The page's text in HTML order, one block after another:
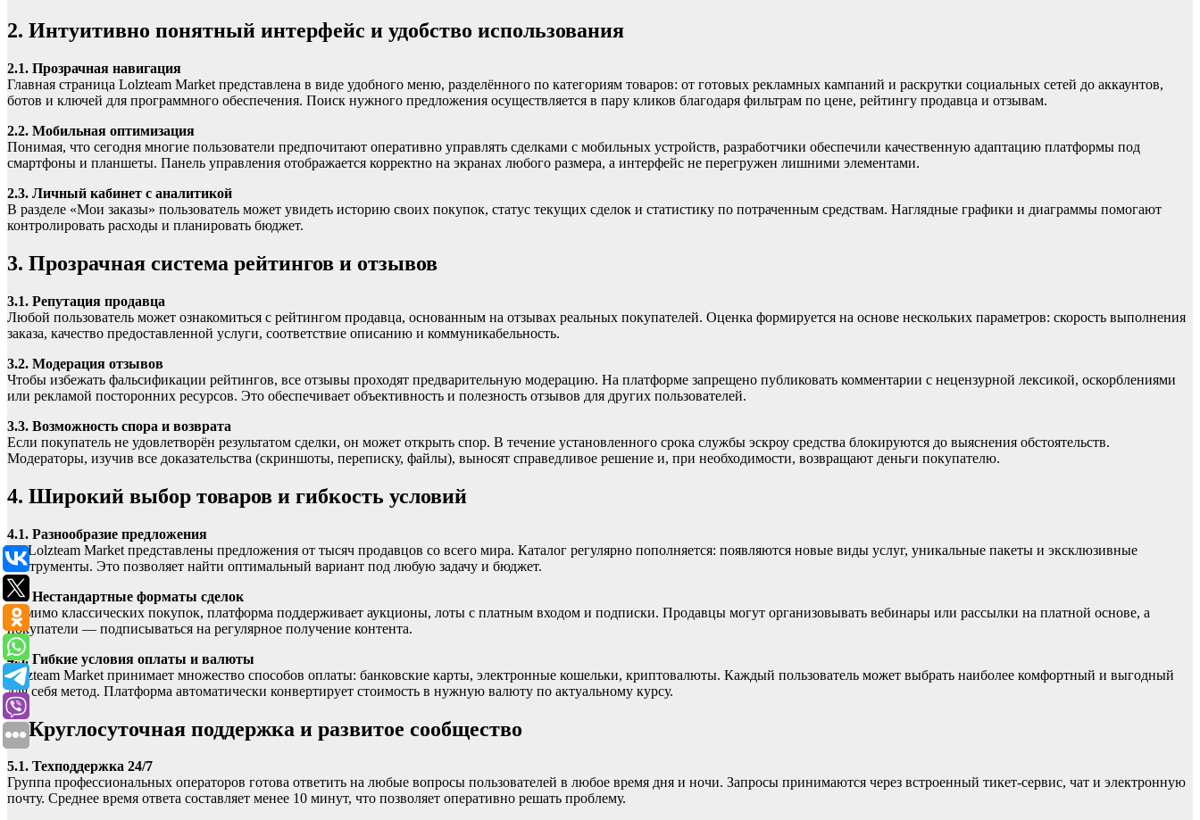
2. Интуитивно понятный интерфейс и удобство использования
2.1. Прозрачная навигация
Главная страница Lolzteam Market представлена в виде удобного меню, разделённого по категориям товаров: от готовых рекламных кампаний и раскрутки социальных сетей до аккаунтов,
ботов и ключей для программного обеспечения. Поиск нужного предложения осуществляется в пару кликов благодаря фильтрам по цене, рейтингу продавца и отзывам.
2.2. Мобильная оптимизация
Понимая, что сегодня многие пользователи предпочитают оперативно управлять сделками с мобильных устройств, разработчики обеспечили качественную адаптацию платформы под
смартфоны и планшеты. Панель управления отображается корректно на экранах любого размера, а интерфейс не перегружен лишними элементами.
2.3. Личный кабинет с аналитикой
В разделе «Мои заказы» пользователь может увидеть историю своих покупок, статус текущих сделок и статистику по потраченным средствам. Наглядные графики и диаграммы помогают
контролировать расходы и планировать бюджет.
3. Прозрачная система рейтингов и отзывов
3.1. Репутация продавца
Любой пользователь может ознакомиться с рейтингом продавца, основанным на отзывах реальных покупателей. Оценка формируется на основе нескольких параметров: скорость выполнения
заказа, качество предоставленной услуги, соответствие описанию и коммуникабельность.
3.2. Модерация отзывов
Чтобы избежать фальсификации рейтингов, все отзывы проходят предварительную модерацию. На платформе запрещено публиковать комментарии с нецензурной лексикой, оскорблениями
или рекламой посторонних ресурсов. Это обеспечивает объективность и полезность отзывов для других пользователей.
3.3. Возможность спора и возврата
Если покупатель не удовлетворён результатом сделки, он может открыть спор. В течение установленного срока службы эскроу средства блокируются до выяснения обстоятельств.
Модераторы, изучив все доказательства (скриншоты, переписку, файлы), выносят справедливое решение и, при необходимости, возвращают деньги покупателю.
4. Широкий выбор товаров и гибкость условий
4.1. Разнообразие предложения
На Lolzteam Market представлены предложения от тысяч продавцов со всего мира. Каталог регулярно пополняется: появляются новые виды услуг, уникальные пакеты и эксклюзивные
инструменты. Это позволяет найти оптимальный вариант под любую задачу и бюджет.
4.2. Нестандартные форматы сделок
Помимо классических покупок, платформа поддерживает аукционы, лоты с платным входом и подписки. Продавцы могут организовывать вебинары или рассылки на платной основе, а
покупатели — подписываться на регулярное получение контента.
4.3. Гибкие условия оплаты и валюты
Lolzteam Market принимает множество способов оплаты: банковские карты, электронные кошельки, криптовалюты. Каждый пользователь может выбрать наиболее комфортный и выгодный
для себя метод. Платформа автоматически конвертирует стоимость в нужную валюту по актуальному курсу.
5. Круглосуточная поддержка и развитое сообщество
5.1. Техподдержка 24/7
Группа профессиональных операторов готова ответить на любые вопросы пользователей в любое время дня и ночи. Запросы принимаются через встроенный тикет-сервис, чат и электронную
почту. Среднее время ответа составляет менее 10 минут, что позволяет оперативно решать проблему.